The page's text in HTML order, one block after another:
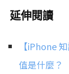
延伸閱讀
【iPhone
值是什麼？